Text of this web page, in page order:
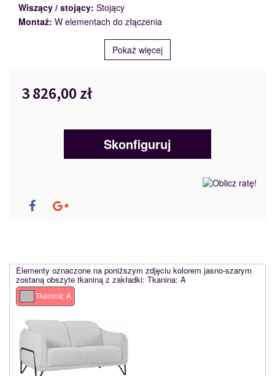
Wiszący / stojący: Stojący
Montaż: W elementach do złączenia
Pokaż więcej
3 826,00 zł
Skonfiguruj
Elementy oznaczone na poniższym zdjęciu kolorem jasno-szarym
zostaną obszyte tkaniną z zakładki: Tkanina: A
Tkanina: A